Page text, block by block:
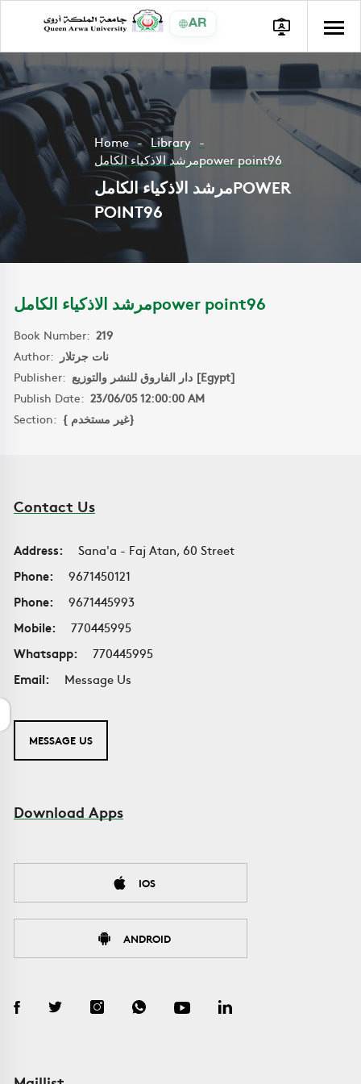
AR
Home
Library
مرشد الاذكياء الكاملpower point96
مرشد الاذكياء الكاملPOWER
POINT96
مرشد الاذكياء الكاملpower point96
Book Number: 219
Author: نات جرتلار
Publisher:
دار الفاروق للنشر والتوزيع [Egypt]
Publish Date: 23/06/05 12:00:00 AM
Section:
{ غير مستخدم}
Contact Us
Address:
Sana'a - Faj Atan, 60 Street
Phone:
9671450121
Phone:
9671445993
Mobile:
770445995
Whatsapp:
770445995
Email:
Message Us
MESSAGE US
Download Apps
IOS
ANDROID